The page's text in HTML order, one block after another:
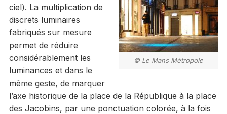
© Le Mans Métropole
ciel). La multiplication de
discrets luminaires
fabriqués sur mesure
permet de réduire
considérablement les
luminances et dans le
même geste, de marquer
l’axe historique de la place de la République à la place
des Jacobins, par une ponctuation colorée, à la fois